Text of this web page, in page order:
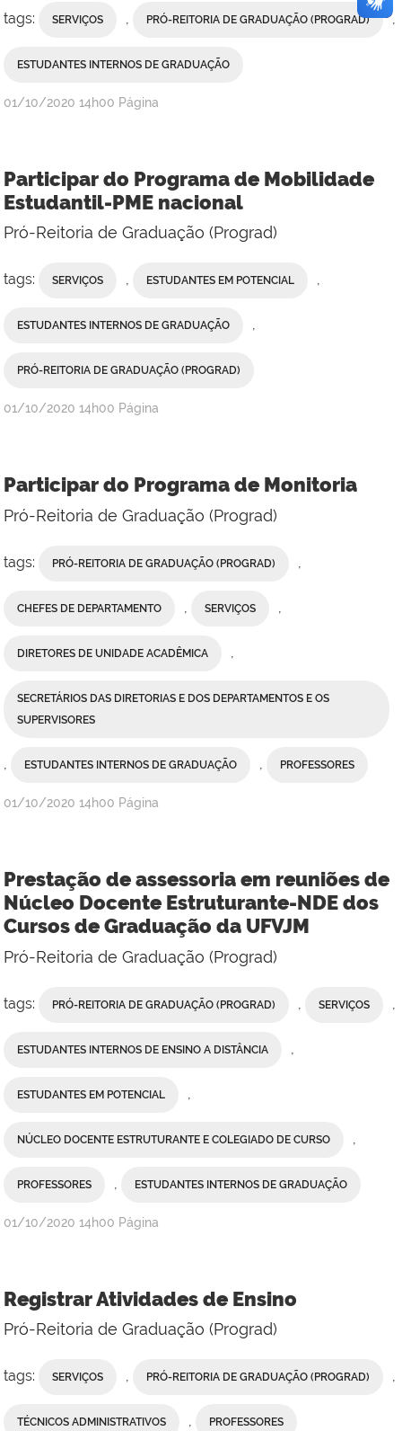
tags: SERVIÇOS , PRÓ-REITORIA DE GRADUAÇÃO (PROGRAD) ,
ESTUDANTES INTERNOS DE GRADUAÇÃO
publicado
01/10/2020 14h00 Página
Participar do Programa de Mobilidade
Estudantil-PME nacional
Pró-Reitoria de Graduação (Prograd)
tags: SERVIÇOS , ESTUDANTES EM POTENCIAL ,
ESTUDANTES INTERNOS DE GRADUAÇÃO ,
PRÓ-REITORIA DE GRADUAÇÃO (PROGRAD)
publicado
01/10/2020 14h00 Página
Participar do Programa de Monitoria
Pró-Reitoria de Graduação (Prograd)
tags: PRÓ-REITORIA DE GRADUAÇÃO (PROGRAD) ,
CHEFES DE DEPARTAMENTO , SERVIÇOS ,
DIRETORES DE UNIDADE ACADÊMICA ,
SECRETÁRIOS DAS DIRETORIAS E DOS DEPARTAMENTOS E OS
SUPERVISORES
, ESTUDANTES INTERNOS DE GRADUAÇÃO , PROFESSORES
publicado
01/10/2020 14h00 Página
Prestação de assessoria em reuniões de
Núcleo Docente Estruturante-NDE dos
Cursos de Graduação da UFVJM
Pró-Reitoria de Graduação (Prograd)
tags: PRÓ-REITORIA DE GRADUAÇÃO (PROGRAD) SERVIÇOS
ESTUDANTES INTERNOS DE ENSINO A DISTÂNCIA
ESTUDANTES EM POTENCIAL
NÚCLEO DOCENTE ESTRUTURANTE E COLEGIADO DE CURSO
PROFESSORES ESTUDANTES INTERNOS DE GRADUAÇÃO
publicado
01/10/2020 14h00 Página
Registrar Atividades de Ensino
Pró-Reitoria de Graduação (Prograd)
tags: SERVIÇOS , PRÓ-REITORIA DE GRADUAÇÃO (PROGRAD) ,
TÉCNICOS ADMINISTRATIVOS , PROFESSORES